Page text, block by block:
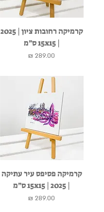
קרמיקה רחובות ציון | 2025
| 15x15 ס״מ
מחיר
קרמיקה פסיפס עיר עתיקה
| 2025 | 15x15 ס״מ
מחיר